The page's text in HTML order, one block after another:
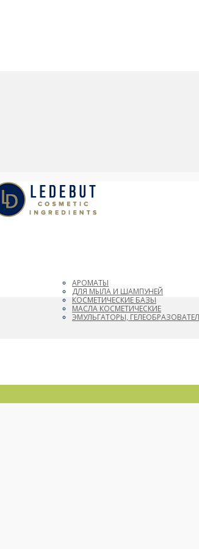
АРОМАТЫ
ДЛЯ МЫЛА И ШАМПУНЕЙ
КОСМЕТИЧЕСКИЕ БАЗЫ
МАСЛА КОСМЕТИЧЕСКИЕ
ЭМУЛЬГАТОРЫ,